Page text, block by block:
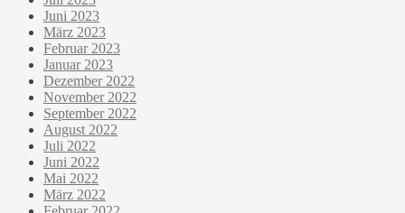
Juni 2023
März 2023
Februar 2023
Januar 2023
Dezember 2022
November 2022
September 2022
August 2022
Juli 2022
Juni 2022
Mai 2022
März 2022